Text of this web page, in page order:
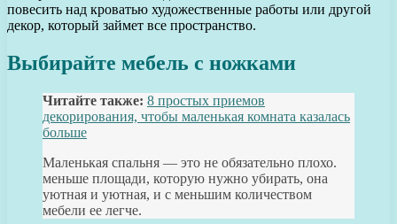
повесить над кроватью художественные работы или другой
декор, который займет все пространство.
Выбирайте мебель с ножками
Читайте также: 8 простых приемов
декорирования, чтобы маленькая комната казалась
больше
Маленькая спальня — это не обязательно плохо.
меньше площади, которую нужно убирать, она
уютная и уютная, и с меньшим количеством
мебели ее легче.